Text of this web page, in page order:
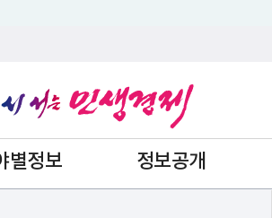
별정보 정보공개